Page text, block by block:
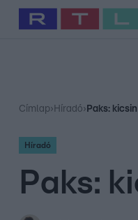
Babits Marcella
Címlap› Híradó› Paks:
Híradó
Paks: